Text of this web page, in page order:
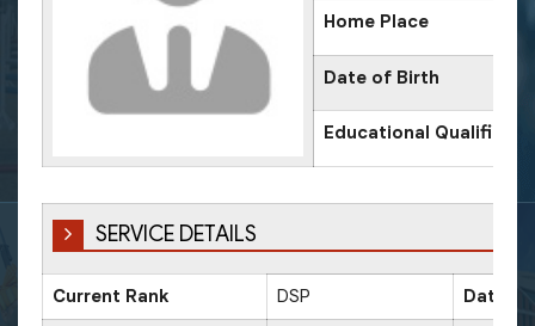
Home Place
Date of Birth
Educational
SERVICE DETAILS
Current Rank DSP Date of